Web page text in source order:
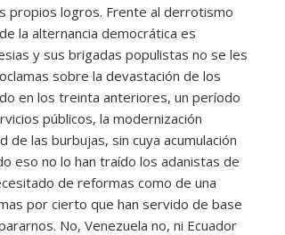
propios logros. Frente al derrotismo
la alternancia democrática es
y sus brigadas populistas no se les
sobre la devastación de los
en los treinta anteriores, un período
públicos, la modernización
las burbujas, sin cuya acumulación
eso no lo han traído los adanistas de
de reformas como de una
por cierto que han servido de base
No, Venezuela no, ni Ecuador